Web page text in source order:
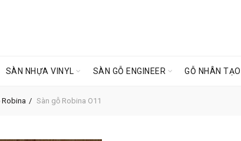
SÀN NHỰA VINYL SÀN GỖ ENGINEER GỖ NHÂN TẠO
Robina Sàn gỗ Robina O11